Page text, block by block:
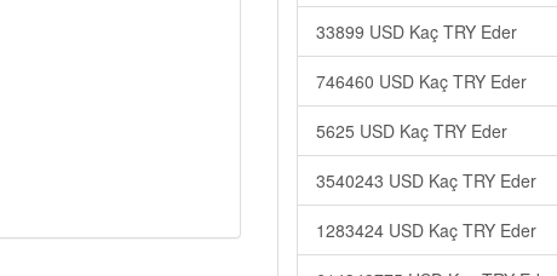
33899 USD Kaç TRY Eder
746460 USD Kaç TRY Eder
5625 USD Kaç TRY Eder
3540243 USD Kaç TRY Eder
1283424 USD Kaç TRY Eder